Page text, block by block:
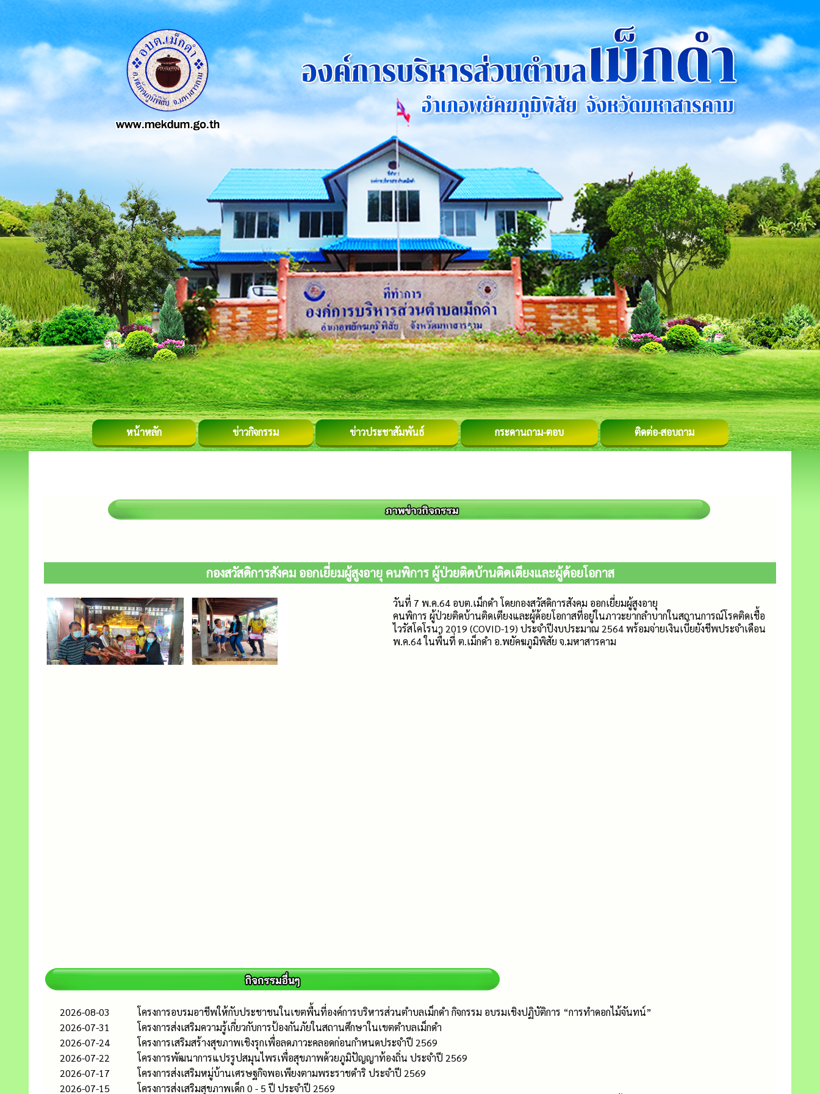
หน้าหลัก ข่าวกิจกรรม ข่าวประชาสัมพันธ์ กระดานถาม-ตอบ ติดต่อ-สอบถาม
กองสวัสดิการสังคม ออกเยี่ยมผู้สูงอายุ คนพิการ ผู้ป่วยติดบ้านติดเตียงและผู้ด้อยโอกาส
วันที่ 7 พ.ค.64 อบต.เม็กดำ โดยกองสวัสดิการสังคม ออกเยี่ยมผู้สูงอายุ
คนพิการ ผู้ป่วยติดบ้านติดเตียงและผู้ด้อยโอกาสที่อยู่ในภาวะยากลำบากในสถานการณ์โรคติดเชื้อ
ไวรัสโคโรนา 2019 (COVID-19) ประจำปีงบประมาณ 2564 พร้อมจ่ายเงินเบี้ยยังชีพประจำเดือน
พ.ค.64 ในพื้นที่ ต.เม็กดำ อ.พยัคฆภูมิพิสัย จ.มหาสารคาม
2026-08-03
โครงการอบรมอาชีพให้กับประชาชนในเขตพื้นที่องค์การบริหารส่วนตำบลเม็กดำ กิจกรรม อบรมเชิงปฏิบัติการ “การทำดอกไม้จันทน์”
2026-07-31
โครงการส่งเสริมความรู้เกี่ยวกับการป้องกันภัยในสถานศึกษาในเขตตำบลเม็กดำ
2026-07-24
โครงการเสริมสร้างสุขภาพเชิงรุกเพื่อลดภาวะคลอดก่อนกำหนดประจำปี 2569
2026-07-22
โครงการพัฒนาการแปรรูปสมุนไพรเพื่อสุขภาพด้วยภูมิปัญญาท้องถิ่น ประจำปี 2569
2026-07-17
โครงการส่งเสริมหมู่บ้านเศรษฐกิจพอเพียงตามพระราชดำริ ประจำปี 2569
2026-07-15
โครงการส่งเสริมสุขภาพเด็ก 0 - 5 ปี ประจำปี 2569